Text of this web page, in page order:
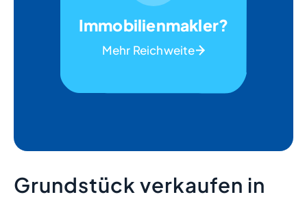
Immobilienmakler?
Mehr Reichweite
Grundstück verkaufen in